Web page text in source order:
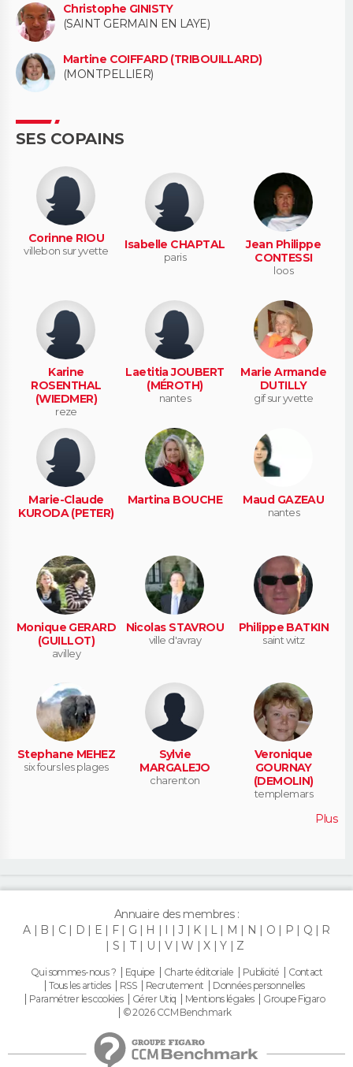
Christophe GINISTY
(SAINT GERMAIN EN LAYE)
Martine COIFFARD (TRIBOUILLARD)
(MONTPELLIER)
SES COPAINS
Corinne RIOU
villebon sur yvette Isabelle CHAPTAL
paris
Jean Philippe
CONTESSI
loos
Karine
ROSENTHAL
(WIEDMER)
reze
Laetitia JOUBERT
(MÉROTH)
nantes
Marie Armande
DUTILLY
gif sur yvette
Marie-Claude
KURODA (PETER)
Martina BOUCHE Maud GAZEAU
nantes
Monique GERARD
(GUILLOT)
avilley
Nicolas STAVROU
ville d'avray
Philippe BATKIN
saint witz
Stephane MEHEZ
six fours les plages
Sylvie
MARGALEJO
charenton
Veronique
GOURNAY
(DEMOLIN)
templemars
Plus
Annuaire des membres :
A
B C D E F G H I J K L M N O P Q
R
S
T U V W X Y Z
Qui sommes-nous ? Equipe Charte éditoriale Publicité
Contact
Tous les articles
RSS Recrutement
Données personnelles
Paramétrer les cookies
Gérer Utiq Mentions légales
Groupe Figaro
© 2026 CCM Benchmark